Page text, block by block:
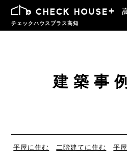
チェックハウスプラス高知
建築事
平屋に住む 二階建てに住む 平